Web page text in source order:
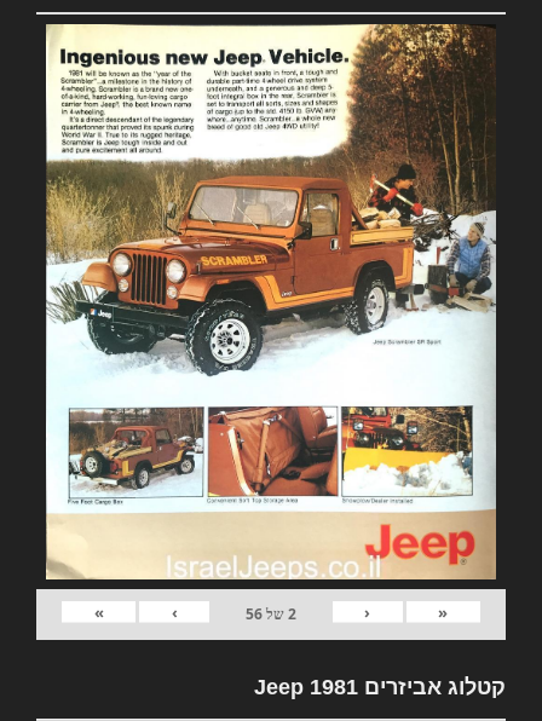
«
‹
2של56
›
»
קטלוג אביזרים 1981 Jeep